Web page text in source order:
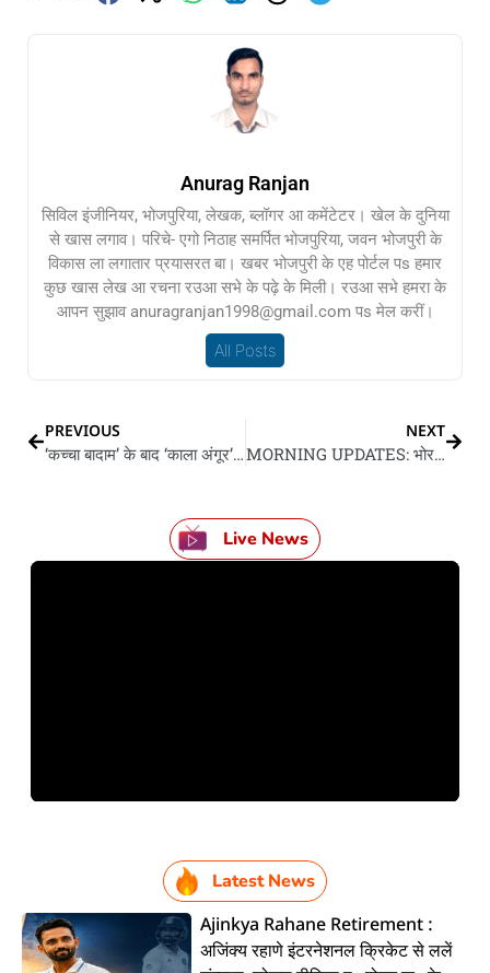
Anurag Ranjan
सिविल इंजीनियर, भोजपुरिया, लेखक, ब्लॉगर आ कमेंटेटर। खेल के दुनिया
से खास लगाव। परिचे- एगो निठाह समर्पित भोजपुरिया, जवन भोजपुरी के
विकास ला लगातार प्रयासरत बा। खबर भोजपुरी के एह पोर्टल पs हमार
कुछ खास लेख आ रचना रउआ सभे के पढ़े के मिली। रउआ सभे हमरा के
आपन सुझाव anuragranjan1998@gmail.com पs मेल करीं।
All Posts
PREVIOUS
‘कच्चा बादाम’ के बाद ‘काला अंगूर’ गाना
NEXT
MORNING UPDATES: भोर के 10 गो बड़ खबर
Live News
Latest News
Ajinkya Rahane Retirement :
अजिंक्य रहाणे इंटरनेशनल क्रिकेट से ललें